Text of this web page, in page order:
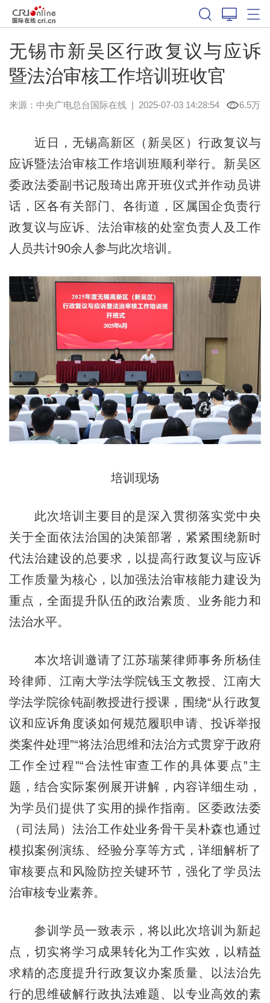
无锡市新吴区行政复议与应诉
暨法治审核工作培训班收官
来源：中央广电总台国际在线| 2025-07-03 14:28:54 6.5万
近日，无锡高新区（新吴区）行政复议与
应诉暨法治审核工作培训班顺利举行。新吴区
委政法委副书记殷琦出席开班仪式并作动员讲
话，区各有关部门、各街道，区属国企负责行
政复议与应诉、法治审核的处室负责人及工作
人员共计90余人参与此次培训。
培训现场
此次培训主要目的是深入贯彻落实党中央
关于全面依法治国的决策部署，紧紧围绕新时
代法治建设的总要求，以提高行政复议与应诉
工作质量为核心，以加强法治审核能力建设为
重点，全面提升队伍的政治素质、业务能力和
法治水平。
本次培训邀请了江苏瑞莱律师事务所杨佳
玲律师、江南大学法学院钱玉文教授、江南大
学法学院徐钝副教授进行授课，围绕“从行政复
议和应诉角度谈如何规范履职申请、投诉举报
类案件处理”“将法治思维和法治方式贯穿于政府
工作全过程”“合法性审查工作的具体要点”主
题，结合实际案例展开讲解，内容详细生动，
为学员们提供了实用的操作指南。区委政法委
（司法局）法治工作处业务骨干吴朴森也通过
模拟案例演练、经验分享等方式，详细解析了
审核要点和风险防控关键环节，强化了学员法
治审核专业素养。
参训学员一致表示，将以此次培训为新起
点，切实将学习成果转化为工作实效，以精益
求精的态度提升行政复议办案质量、以法治先
行的思维破解行政执法难题、以专业高效的素